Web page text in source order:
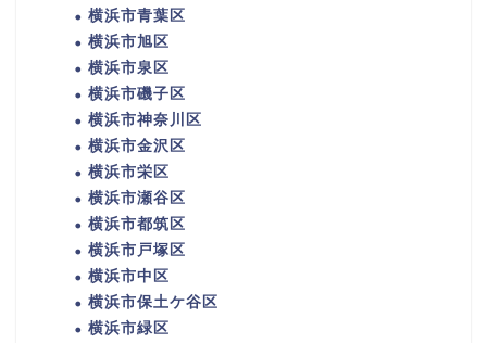
横浜市青葉区
横浜市旭区
横浜市泉区
横浜市磯子区
横浜市神奈川区
横浜市金沢区
横浜市栄区
横浜市瀬谷区
横浜市都筑区
横浜市戸塚区
横浜市中区
横浜市保土ケ谷区
横浜市緑区